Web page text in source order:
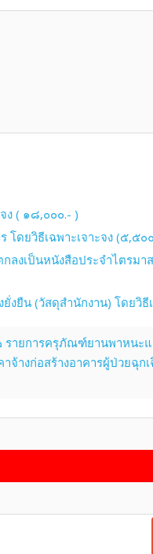
ง ( ๑๘,๐๐๐.- )
ดยวิธีเฉพาะเจาะจง (๕,๕๐
เป็นหนังสือประจำไตรมา
ยืน (วัสดุสำนักงาน) โดยวิธี
ายการครุภัณฑ์ยานพาหนะ
จ้างก่อสร้างอาคารผู้ป่วยฉุ